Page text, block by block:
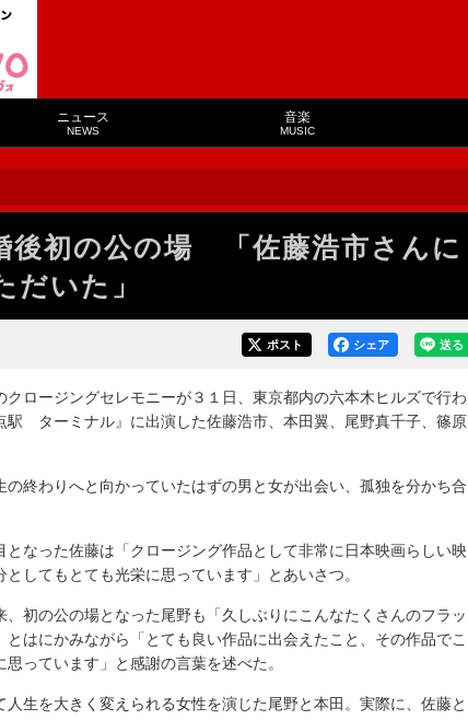
ニュース
NEWS
音楽
MUSIC
後初の公の場 「佐藤浩市さんに
だいた」
送る
シェア
ポスト
ロージングセレモニーが３１日、東京都内の六本木ヒルズで行わ
駅 ターミナル』に出演した佐藤浩市、本田翼、尾野真千子、篠原
終わりへと向かっていたはずの男と女が出会い、孤独を分かち合
なった佐藤は「クロージング作品として非常に日本映画らしい映
してもとても光栄に思っています」とあいさつ。
初の公の場となった尾野も「久しぶりにこんなたくさんのフラッ
はにかみながら「とても良い作品に出会えたこと、その作品でこ
っています」と感謝の言葉を述べた。
生を大きく変えられる女性を演じた尾野と本田。実際に、佐藤と